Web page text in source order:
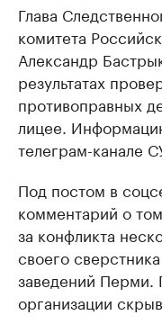
Глава
комитета
Александр
результатах
противоправных
лицее.
телеграм-канале
Под постом в
комментарий о
за конфликта
своего
заведений Перми.
организации